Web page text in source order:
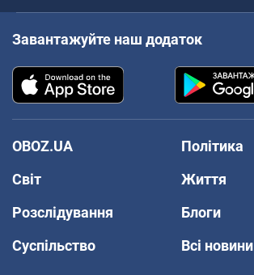
Завантажуйте наш додаток
OBOZ.UA
Політика
Світ
Життя
Розслідування
Блоги
Суспільство
Всі новини